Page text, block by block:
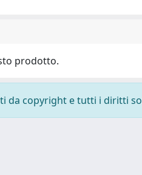
prodotto.
da copyright e tutti i diritti